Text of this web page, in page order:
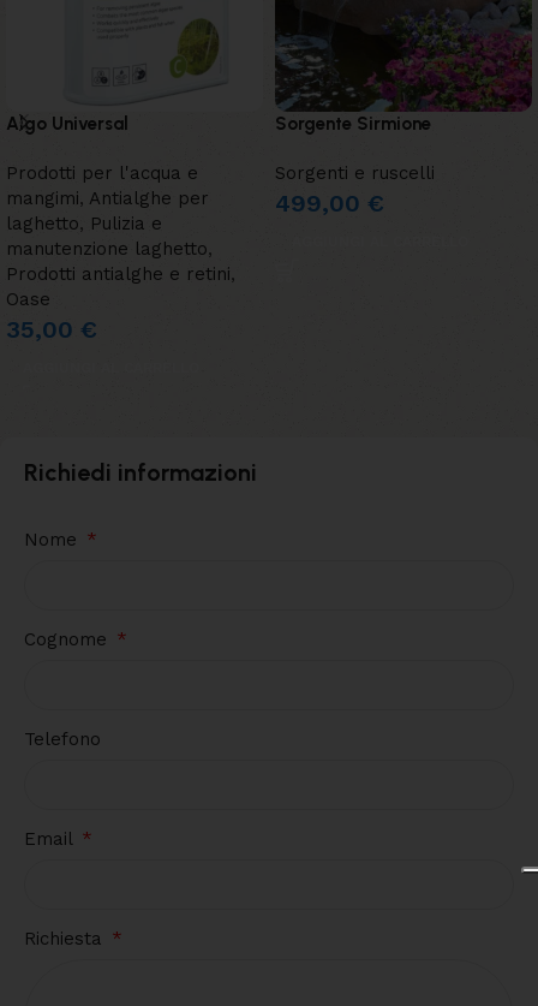
Algo Universal
Prodotti per l'acqua e
mangimi, Antialghe per
laghetto, Pulizia e
manutenzione laghetto,
Prodotti antialghe e retini,
Oase
35,00 €
Sorgente Sirmione
Sorgenti e ruscelli
499,00 €
Richiedi informazioni
Nome
Cognome
Telefono
Email
Richiesta